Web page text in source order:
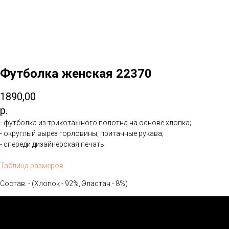
Футболка женская 22370
1890,00
р.
- футболка из трикотажного полотна на основе хлопка;
- округлый вырез горловины, притачные рукава;
- спереди дизайнерская печать.
Таблица размеров
Состав: - (Хлопок - 92%, Эластан - 8%)